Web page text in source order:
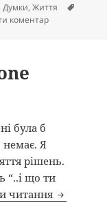
,Думки,Життя
коментардо And I know
була б
немає. Я
рішень.
“..і що ти
читання ..if you